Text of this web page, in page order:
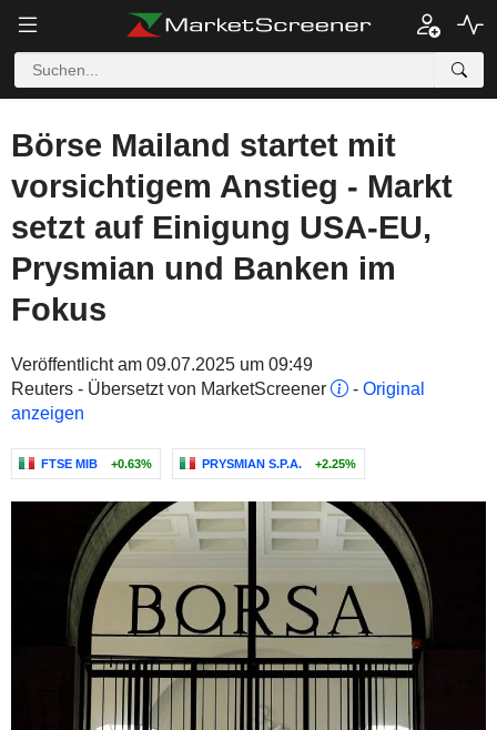
Börse Mailand startet mit
vorsichtigem Anstieg - Markt
setzt auf Einigung USA-EU,
Prysmian und Banken im
Fokus
Veröffentlicht am 09.07.2025 um 09:49
Reuters - Übersetzt von MarketScreener
- Original
anzeigen
FTSE MIB +0.63% PRYSMIAN S.P.A. +2.25%